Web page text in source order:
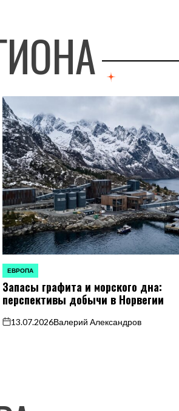
ОПУБЛИКОВАНО
В
ЕВРОПА
Запасы графита и морского дна:
перспективы добычи в Норвегии
on
13.07.2026Валерий Александров